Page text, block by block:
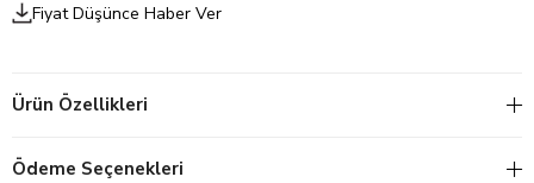
Fiyat Düşünce Haber Ver
Ürün Özellikleri
Ödeme Seçenekleri